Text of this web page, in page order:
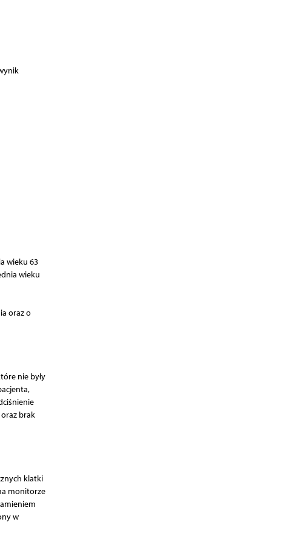
wieku 63
wieku
oraz o
nie były
brak
klatki
monitorze
w